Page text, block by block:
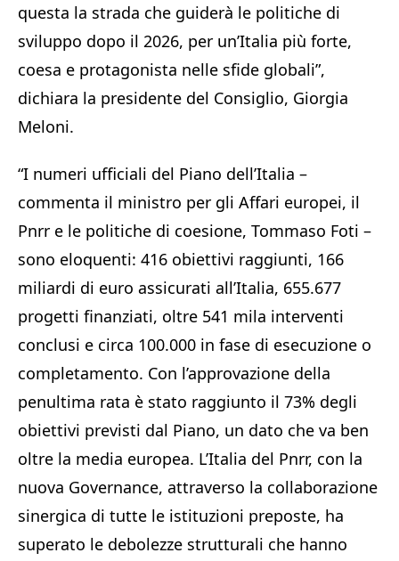
questa la strada che guiderà le politiche di
sviluppo dopo il 2026, per un’Italia più forte,
coesa e protagonista nelle sfide globali”,
dichiara la presidente del Consiglio, Giorgia
Meloni.
“I numeri ufficiali del Piano dell’Italia –
commenta il ministro per gli Affari europei, il
Pnrr e le politiche di coesione, Tommaso Foti –
sono eloquenti: 416 obiettivi raggiunti, 166
miliardi di euro assicurati all’Italia, 655.677
progetti finanziati, oltre 541 mila interventi
conclusi e circa 100.000 in fase di esecuzione o
completamento. Con l’approvazione della
penultima rata è stato raggiunto il 73% degli
obiettivi previsti dal Piano, un dato che va ben
oltre la media europea. L’Italia del Pnrr, con la
nuova Governance, attraverso la collaborazione
sinergica di tutte le istituzioni preposte, ha
superato le debolezze strutturali che hanno